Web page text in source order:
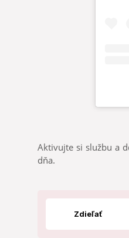
Aktivujte si službu a
dňa.
Zdieľať